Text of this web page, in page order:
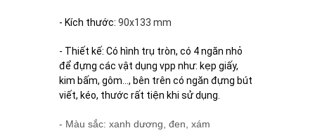
- Kích thước: 90x133 mm
- Thiết kế: Có hình trụ tròn, có 4 ngăn nhỏ
để đựng các vật dụng vpp như: kẹp giấy,
kim bấm, gôm..., bên trên có ngăn đựng bút
viết, kéo, thước rất tiện khi sử dụng.
- Màu sắc: xanh dương, đen, xám